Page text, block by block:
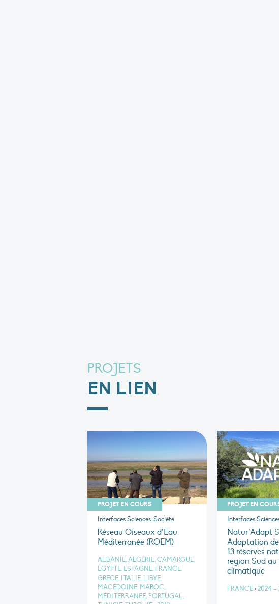
PROJETS
EN LIEN
PROJET EN COURS
Interfaces Sciences-Société
Réseau Oiseaux d’Eau
Méditerranée (ROEM)
ALBANIE, ALGÉRIE, CAMARGUE,
ÉGYPTE, ESPAGNE, FRANCE,
GRÈCE, ITALIE, LIBYE,
MACÉDOINE, MAROC,
MÉDITERRANÉE, PORTUGAL,
PROJET EN
Interfaces
Natur’Adapt
Adaptation
13 réserves
région Sud
climatique
FRANCE•2024 –